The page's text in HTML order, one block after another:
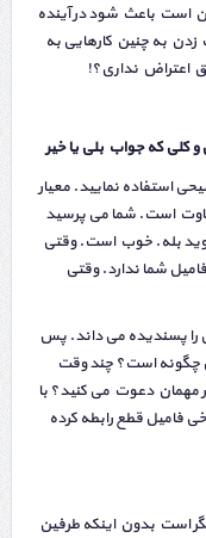
است باعث شود در آینده
به چنین کارهایی به
اعتراض نداری؟!
کلی که جواب بلی یا خیر
استفاده نمایید. معیار
است. شما می پرسید
بله. خوب است. وقتی
شما ندارد. وقتی
را پسندیده می داند. پس
چگونه است؟ چند وقت
مهمان دعوت می کنید؟ با
فامیل قطع رابطه کرده
است بدون اینکه طرفین